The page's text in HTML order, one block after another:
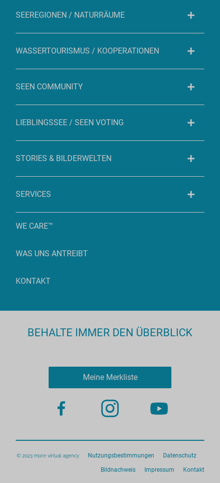
SEEREGIONEN / NATURRÄUME
WASSERTOURISMUS / KOOPERATIONEN
SEEN COMMUNITY
LIEBLINGSSEE / SEEN VOTING
STORIES & BILDERWELTEN
SERVICES
WE CARE™
WAS UNS ANTREIBT
KONTAKT
BEHALTE IMMER DEN ÜBERBLICK
Meine Merkliste
© 2023 more virtual agency Nutzungsbestimmungen Datenschutz
Bildnachweis Impressum Kontakt